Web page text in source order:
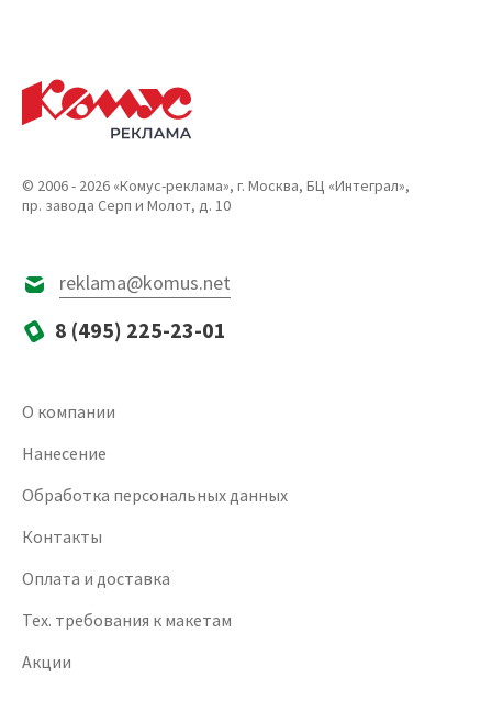
© 2006 - 2026 «Комус-реклама», г. Москва, БЦ «Интеграл»,
пр. завода Серп и Молот, д. 10
reklama@komus.net
8 (495) 225-23-01
О компании
Нанесение
Обработка персональных данных
Контакты
Оплата и доставка
Тех. требования к макетам
Акции